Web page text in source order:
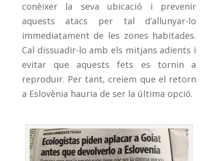
conèixer la seva ubicació i prevenir
aquests atacs per tal d’allunyar-lo
immediatament de les zones habitades.
Cal dissuadir-lo amb els mitjans adients i
evitar que aquests fets es tornin a
reproduir. Per tant, creiem que el retorn
a Eslovènia hauria de ser la última opció.